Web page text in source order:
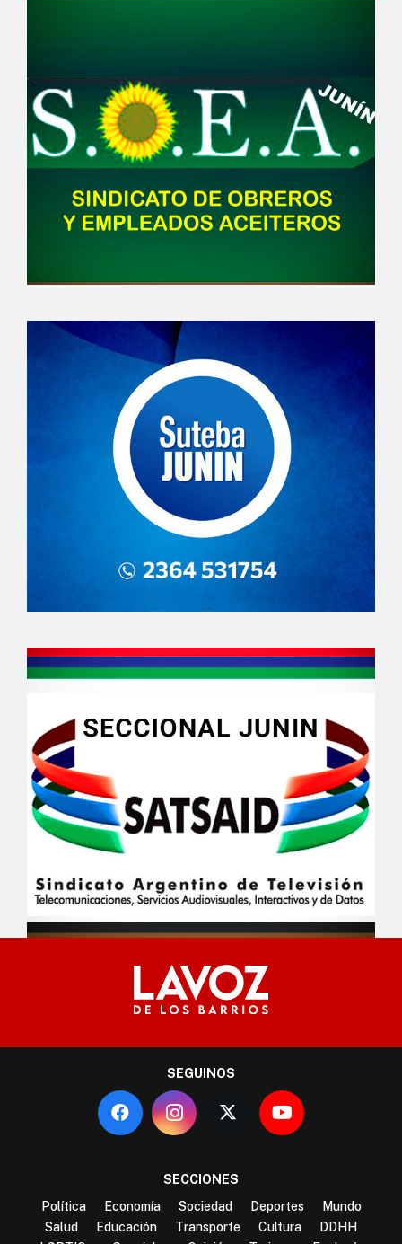
SEGUINOS
SECCIONES
Política
Economía Sociedad Deportes
Mundo
Salud
Educación Transporte Cultura
DDHH